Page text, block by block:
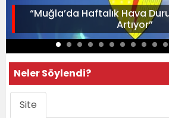
“Muğla’da Haftalık Hava
Artıyor”
Neler Söylendi?
Site